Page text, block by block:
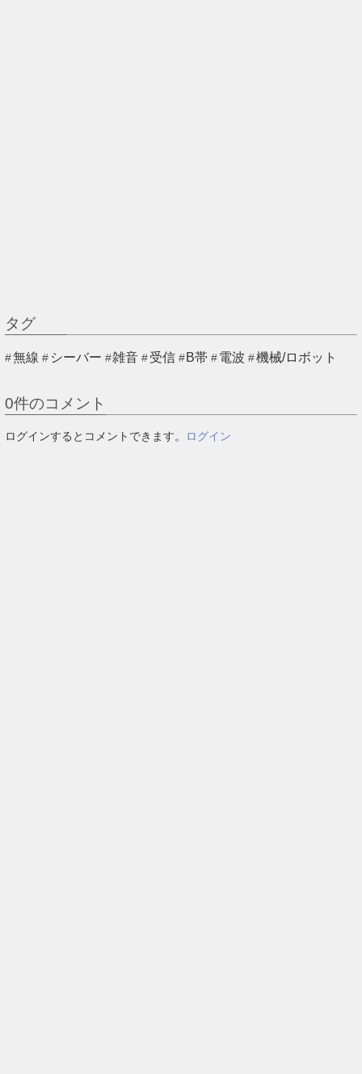
タグ
無線 シーバー 雑音 受信 B帯 電波 機械/ロボット
0件のコメント
ログインするとコメントできます。 ログイン